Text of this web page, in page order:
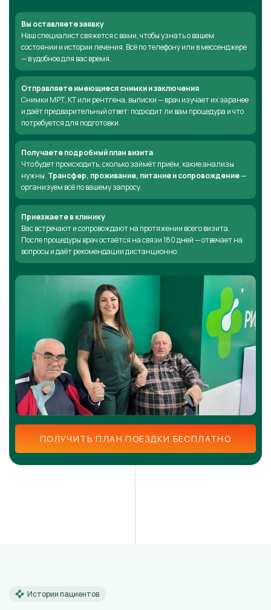
Вы оставляете заявку
Наш специалист свяжется с вами, чтобы узнать о вашем
состоянии и истории лечения. Всё по телефону или в мессенджере
— в удобное для вас время.
Отправляете имеющиеся снимки и заключения
Снимки МРТ, КТ или рентгена, выписки — врач изучает их заранее
и даёт предварительный ответ: подходит ли вам процедура и что
потребуется для подготовки.
Получаете подробный план визита
Что будет происходить, сколько займёт приём, какие анализы
нужны. Трансфер, проживание, питание и сопровождение—
организуем всё по вашему запросу.
Приезжаете в клинику
Вас встречают и сопровождают на протяжении всего визита.
После процедуры врач остаётся на связи 180 дней — отвечает на
вопросы и даёт рекомендации дистанционно.
ПОЛУЧИТЬ ПЛАН ПОЕЗДКИ БЕСПЛАТНО
Истории пациентов